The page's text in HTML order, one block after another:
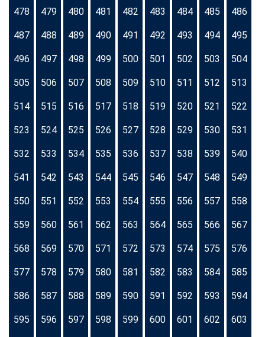
478 479 480 481 482 483 484 485 486
487 488 489 490 491 492 493 494 495
496 497 498 499 500 501 502 503 504
505 506 507 508 509 510 511 512 513
514 515 516 517 518 519 520 521 522
523 524 525 526 527 528 529 530 531
532 533 534 535 536 537 538 539 540
541 542 543 544 545 546 547 548 549
550 551 552 553 554 555 556 557 558
559 560 561 562 563 564 565 566 567
568 569 570 571 572 573 574 575 576
577 578 579 580 581 582 583 584 585
586 587 588 589 590 591 592 593 594
595 596 597 598 599 600 601 602 603